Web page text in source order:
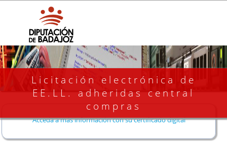
Licitación electrónica de
EE.LL. adheridas central
compras
Acceda a más información con su certificado digital